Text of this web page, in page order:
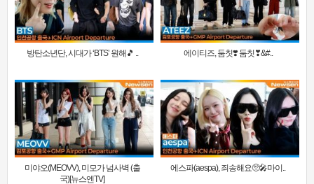
방탄소년단, 시대가 ‘BTS’ 원해🎵 .. 에이티즈, 둠칫❣️ 둠칫❣&#..
미야오(MEOVV), 미모가 넘사벽 (출
국)[뉴스엔TV]
에스파(aespa), 죄송해요🥺🎤마이..